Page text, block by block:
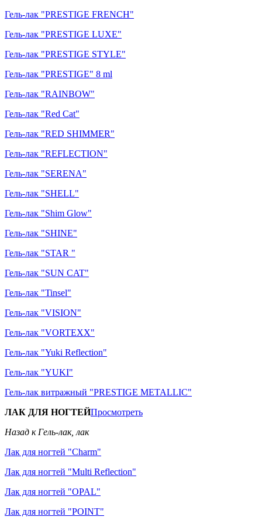
Гель-лак "PRESTIGE FRENCH"
Гель-лак "PRESTIGE LUXE"
Гель-лак "PRESTIGE STYLE"
Гель-лак "PRESTIGE" 8 ml
Гель-лак "RAINBOW"
Гель-лак "Red Cat"
Гель-лак "RED SHIMMER"
Гель-лак "REFLECTION"
Гель-лак "SERENA"
Гель-лак "SHELL"
Гель-лак "Shim Glow"
Гель-лак "SHINE"
Гель-лак "STAR "
Гель-лак "SUN CAT"
Гель-лак "Tinsel"
Гель-лак "VISION"
Гель-лак "VORTEXX"
Гель-лак "Yuki Reflection"
Гель-лак "YUKI"
Гель-лак витражный "PRESTIGE METALLIC"
ЛАК ДЛЯ НОГТЕЙПросмотреть
Назад к Гель-лак, лак
Лак для ногтей "Charm"
Лак для ногтей "Multi Reflection"
Лак для ногтей "OPAL"
Лак для ногтей "POINT"